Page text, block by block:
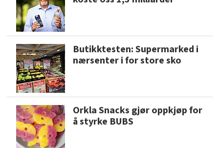
Butikktesten: Supermarked i
nærsenter i for store sko
Orkla Snacks gjør oppkjøp for
å styrke BUBS